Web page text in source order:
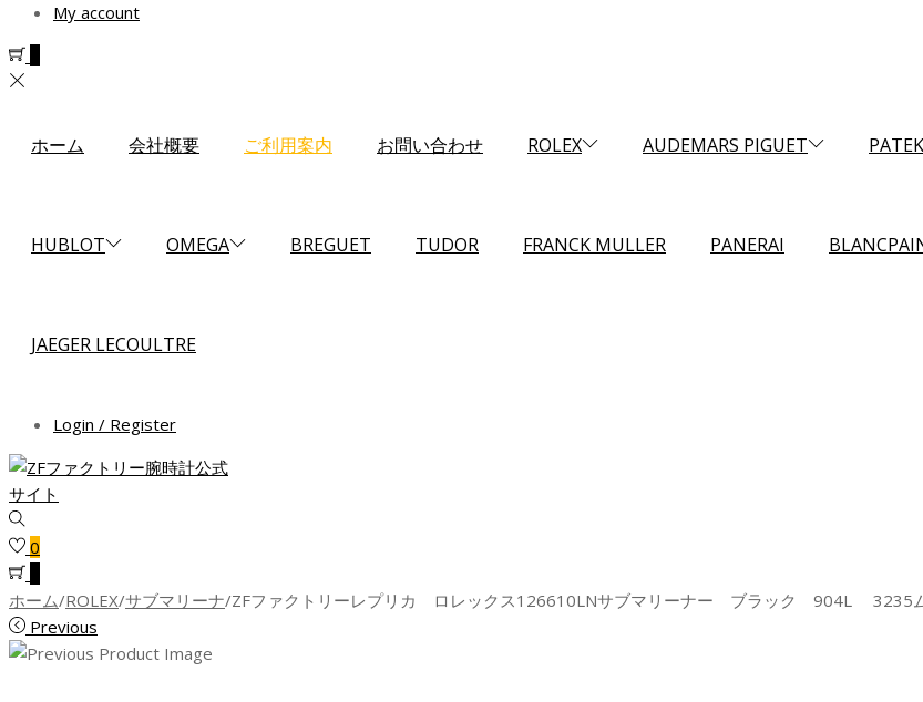
My account
ホーム 会社概要 ご利用案内 お問い合わせ ROLEX AUDEMARS PIGUET
HUBLOT OMEGA BREGUET TUDOR FRANCK MULLER PANERAI
JAEGER LECOULTRE
Login / Register
0
ホーム/ROLEX/サブマリーナ/ZFファクトリーレプリカ ロレックス126610LNサブマリーナー ブラック 904L 3235
Previous